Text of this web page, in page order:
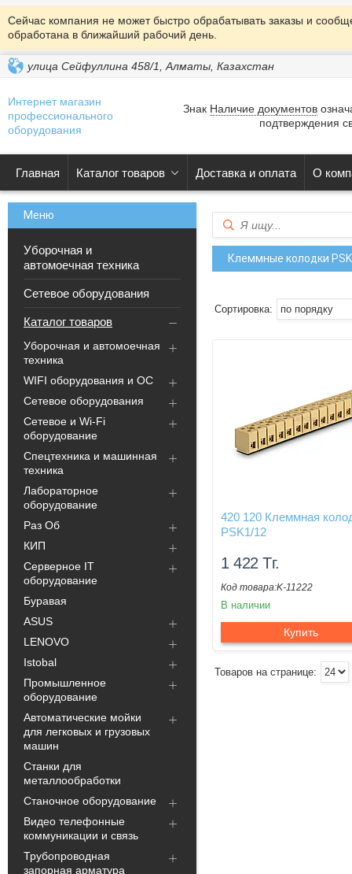
Сейчас компания не может быстро обрабатывать заказы и
обработана в ближайший рабочий день.
улица Сейфуллина 458/1, Алматы, Казахстан
Интернет магазин
профессионального
оборудования
Знак Наличие документов
подтверждения
Главная Каталог товаров Доставка и оплата О
Уборочная и
автомоечная техника
Сетевое оборудования
Каталог товаров
Уборочная и автомоечная
техника
WIFI оборудования и ОС
Сетевое оборудования
Сетевое и Wi-Fi
оборудование
Спецтехника и машинная
техника
Лабораторное
оборудование
Раз Об
КИП
Серверное IT
оборудование
Буравая
ASUS
LENOVO
Istobal
Промышленное
оборудование
Автоматические мойки
для легковых и грузовых
машин
Станки для
металлообработки
Станочное оборудование
Видео телефонные
коммуникации и связь
Трубопроводная
запорная арматура
Клеммные колодки
420 120 Клеммная
PSK1/12
1 422Тг.
K-11222
В наличии
Купить